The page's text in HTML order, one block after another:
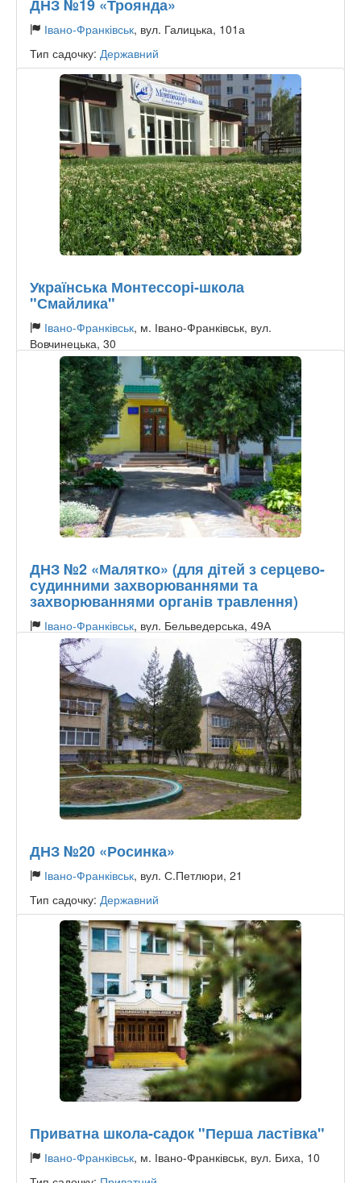
ДНЗ №19 «Троянда»
Івано-Франківськ, вул. Галицька, 101а
Тип садочку: Державний
Українська Монтессорі-школа
"Смайлика"
Івано-Франківськ, м. Івано-Франківськ, вул.
Вовчинецька, 30
Тип садочку:Приватний
ДНЗ №2 «Малятко» (для дітей з серцево-
судинними захворюваннями та
захворюваннями органів травлення)
Івано-Франківськ, вул. Бельведерська, 49А
Тип садочку:Державний
ДНЗ №20 «Росинка»
Івано-Франківськ, вул. С.Петлюри, 21
Тип садочку: Державний
Приватна школа-садок "Перша ластівка"
Івано-Франківськ, м. Івано-Франківськ, вул. Биха, 10